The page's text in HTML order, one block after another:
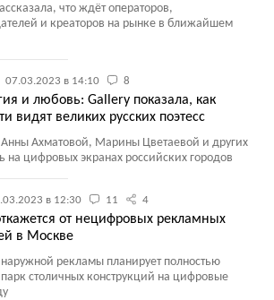
что ждёт операторов,
и креаторов на рынке в ближайшем
07.03.2023 в 14:10 8
и любовь: Gallery показала, как
видят великих русских поэтесс
Анны Ахматовой, Марины Цветаевой и других
на цифровых экранах российских городов
в 12:30 11 4
от нецифровых рекламных
в Москве
рекламы планирует полностью
столичных конструкций на цифровые